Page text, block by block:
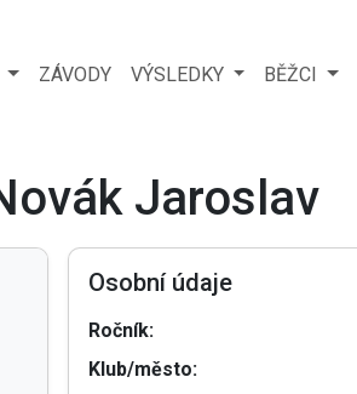
ZÁVODY VÝSLEDKY BĚŽCI
Jaroslav
Osobní údaje
Ročník:
Klub/město: